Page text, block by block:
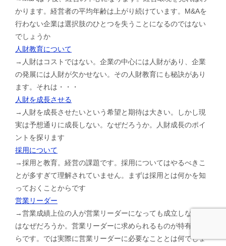
かります。経営者の平均年齢は上がり続けています。M&Aを
行わない企業は選択肢のひとつを失うことになるのではない
でしょうか
人財教育について
→人財はコストではない。企業の中心には人財があり、企業
の発展には人財が欠かせない。その人財教育にも秘訣があり
ます。それは・・・
人財を成長させる
→人財を成長させたいという希望と期待は大きい。しかし現
実は予想通りに成長しない。なぜだろうか。人財成長のポイ
ントを探ります
採用について
→採用と教育。経営の課題です。採用についてはやるべきこ
とが多すぎて理解されていません。まずは採用とは何かを知
っておくことからです
営業リーダー
→営業成績上位の人が営業リーダーになっても成立しないの
はなぜだろうか。営業リーダーに求められるものが特有だか
らです。では実際に営業リーダーに必要なこととは何でしょ